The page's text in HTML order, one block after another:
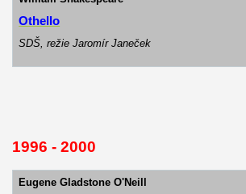
Othello
SDŠ, režie Jaromír Janeček
1996 - 2000
Eugene Gladstone O'Neill